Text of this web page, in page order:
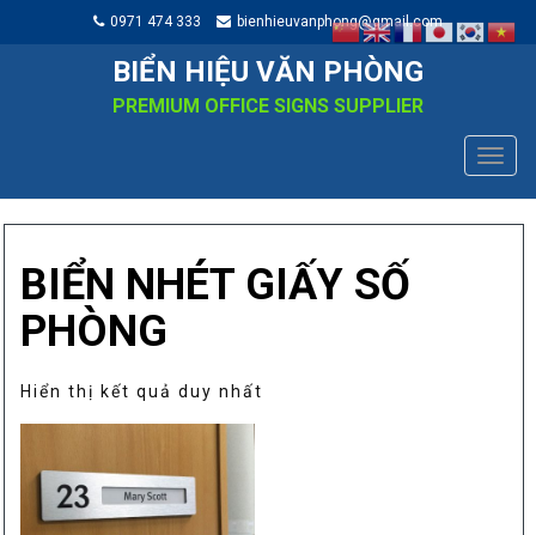
0971 474 333 bienhieuvanphong@gmail.com
BIỂN HIỆU VĂN PHÒNG
PREMIUM OFFICE SIGNS SUPPLIER
BIỂN NHÉT GIẤY SỐ
PHÒNG
Hiển thị kết quả duy nhất